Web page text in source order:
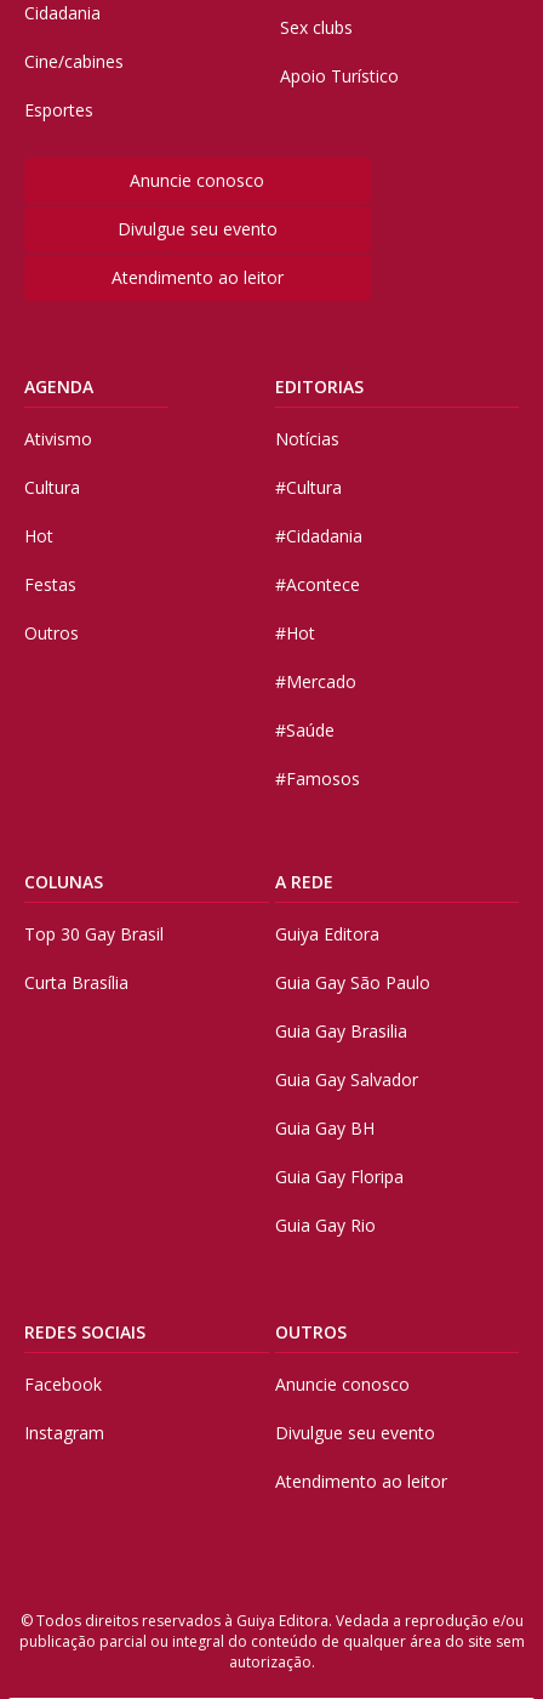
Cidadania
Cine/cabines
Esportes
Sex clubs
Apoio Turístico
Anuncie conosco
Divulgue seu evento
Atendimento ao leitor
AGENDA
Ativismo
Cultura
Hot
Festas
Outros
EDITORIAS
Notícias
#Cultura
#Cidadania
#Acontece
#Hot
#Mercado
#Saúde
#Famosos
COLUNAS
Top 30 Gay Brasil
Curta Brasília
A REDE
Guiya Editora
Guia Gay São Paulo
Guia Gay Brasilia
Guia Gay Salvador
Guia Gay BH
Guia Gay Floripa
Guia Gay Rio
REDES SOCIAIS
Facebook
Instagram
OUTROS
Anuncie conosco
Divulgue seu evento
Atendimento ao leitor
© Todos direitos reservados à Guiya Editora. Vedada a reprodução e/ou
publicação parcial ou integral do conteúdo de qualquer área do site sem
autorização.